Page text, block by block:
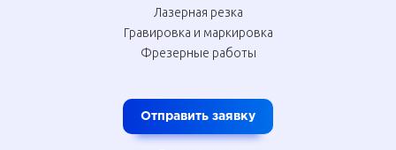
Лазерная резка
Гравировка и маркировка
Фрезерные работы
Отправить заявку